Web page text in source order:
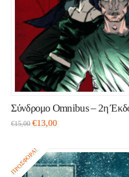
Σύνδρομο Omnibus – 2η
€15,00 €13,00
ΠΡΟΣΦΟΡΆ!